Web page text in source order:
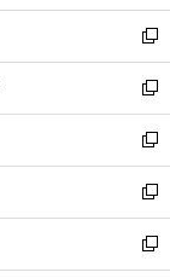
ウ
で
開
く
ン
ド
ウ
で
開
く
新
し
い
ウ
ィ
ン
ド
ウ
で
開
新
し
い
ウ
ィ
ン
ド
ウ
新
し
い
ウ
ィ
ン
新
し
い
ウ
新